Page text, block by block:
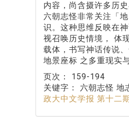
内容，尚含摄许多历
六朝志怪非常关注「
识。这种思维反映在
视召唤历史情境， 体
载体，书写神话传说
地景座标 之多重现实
页次： 159-194
关键字： 六朝志怪 地
政大中文学报 第十二